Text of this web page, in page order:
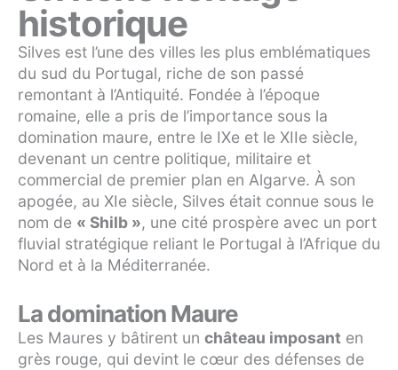
historique
Silves est l’une des villes les plus emblématiques
du sud du Portugal, riche de son passé
remontant à l’Antiquité. Fondée à l’époque
romaine, elle a pris de l’importance sous la
domination maure, entre le IXe et le XIIe siècle,
devenant un centre politique, militaire et
commercial de premier plan en Algarve. À son
apogée, au XIe siècle, Silves était connue sous le
nom de « Shilb », une cité prospère avec un port
fluvial stratégique reliant le Portugal à l’Afrique du
Nord et à la Méditerranée.
La domination Maure
Les Maures y bâtirent un château imposant en
grès rouge, qui devint le cœur des défenses de